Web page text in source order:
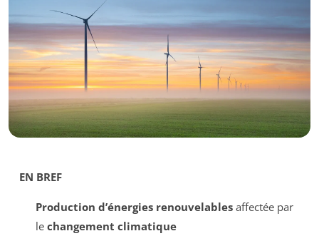
EN BREF
Production d’énergies renouvelablesaffectée par
le changement climatique